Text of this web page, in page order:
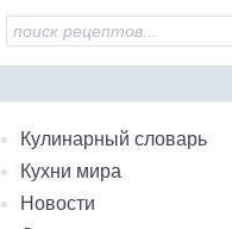
Кулинарный словарь
Кухни мира
Новости